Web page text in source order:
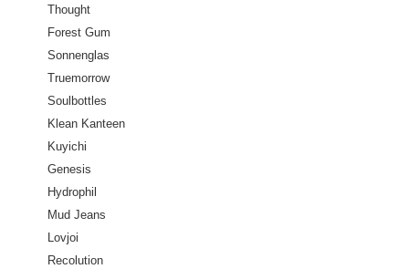
Thought
Forest Gum
Sonnenglas
Truemorrow
Soulbottles
Klean Kanteen
Kuyichi
Genesis
Hydrophil
Mud Jeans
Lovjoi
Recolution